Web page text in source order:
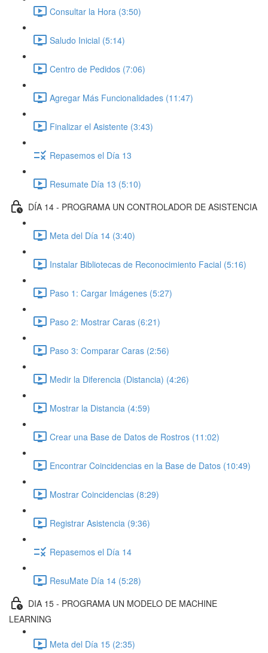
Consultar la Hora (3:50)
Saludo Inicial (5:14)
Centro de Pedidos (7:06)
Agregar Más Funcionalidades (11:47)
Finalizar el Asistente (3:43)
Repasemos el Día 13
Resumate Día 13 (5:10)
DÍA 14 - PROGRAMA UN CONTROLADOR DE ASISTENCIA
Meta del Día 14 (3:40)
Instalar Bibliotecas de Reconocimiento Facial (5:16)
Paso 1: Cargar Imágenes (5:27)
Paso 2: Mostrar Caras (6:21)
Paso 3: Comparar Caras (2:56)
Medir la Diferencia (Distancia) (4:26)
Mostrar la Distancia (4:59)
Crear una Base de Datos de Rostros (11:02)
Encontrar Coincidencias en la Base de Datos (10:49)
Mostrar Coincidencias (8:29)
Registrar Asistencia (9:36)
Repasemos el Día 14
ResuMate Día 14 (5:28)
DIA 15 - PROGRAMA UN MODELO DE MACHINE
LEARNING
Meta del Día 15 (2:35)